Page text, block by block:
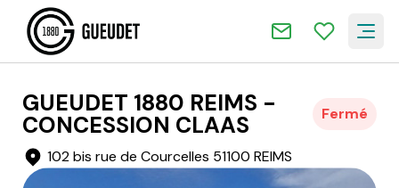
GUEUDET 1880 REIMS -
CONCESSION CLAAS Fermé
102 bis rue de Courcelles 51100 REIMS